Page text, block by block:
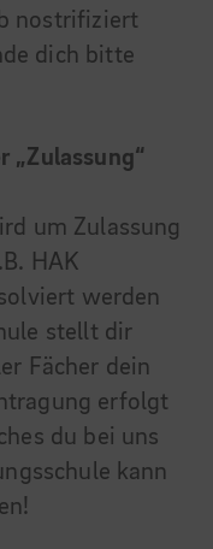
nostrifiziert
dich bitte
„Zulassung“
um Zulassung
HAK
werden
stellt dir
Fächer dein
erfolgt
du bei uns
kann